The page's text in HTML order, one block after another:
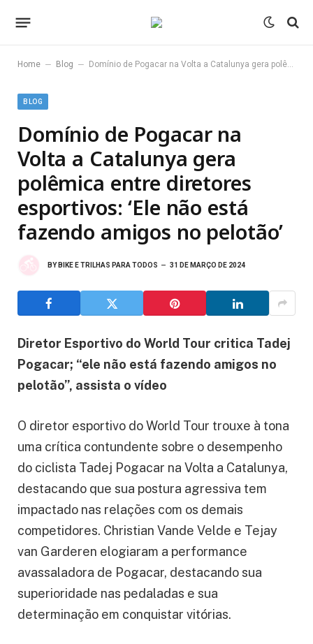
Home – Blog – Domínio de Pogacar na Volta a Catalunya gera polêmica entre diretores esportivos: ‘Ele não está fazendo amigos no pelotão’
BLOG
Domínio de Pogacar na
Volta a Catalunya gera
polêmica entre diretores
esportivos: ‘Ele não está
fazendo amigos no pelotão’
BY BIKE E TRILHAS PARA TODOS 31 DE MARÇO DE 2024
Diretor Esportivo do World Tour critica Tadej
Pogacar; “ele não está fazendo amigos no
pelotão”, assista o vídeo
O diretor esportivo do World Tour trouxe à tona
uma crítica contundente sobre o desempenho
do ciclista Tadej Pogacar na Volta a Catalunya,
destacando que sua postura agressiva tem
impactado nas relações com os demais
competidores. Christian Vande Velde e Tejay
van Garderen elogiaram a performance
avassaladora de Pogacar, destacando sua
superioridade nas pedaladas e sua
determinação em conquistar vitórias.